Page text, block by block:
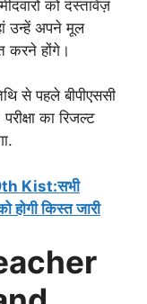
को दस्तावेज़
उन्हें अपने मूल
करने होंगे।
से पहले बीपीएससी
का रिजल्ट
Kist:सभी
किस्त जारी